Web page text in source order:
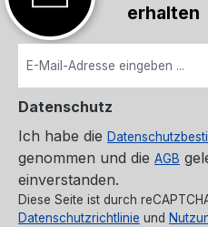
erhalten
Datenschutz
Ich habe die
genommen und die AGB
einverstanden.
Diese Seite ist durch
Datenschutzrichtlinie und